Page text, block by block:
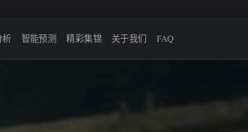
析 智能预测 精彩集锦 关于我们 FAQ